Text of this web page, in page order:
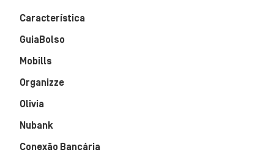
Característica
GuiaBolso
Mobills
Organizze
Olivia
Nubank
Conexão Bancária